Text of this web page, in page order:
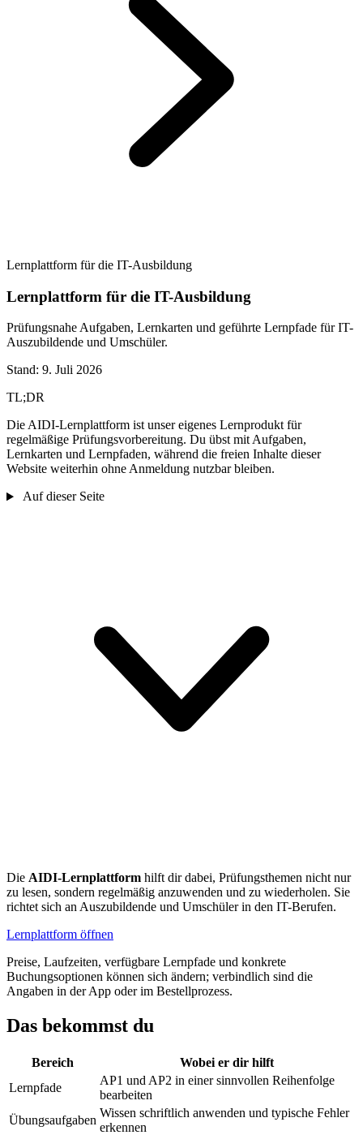
Lernplattform für die IT-Ausbildung
Lernplattform für die IT-Ausbildung
Prüfungsnahe Aufgaben, Lernkarten und geführte Lernpfade für IT-
Auszubildende und Umschüler.
Stand: 9. Juli 2026
TL;DR
Die AIDI-Lernplattform ist unser eigenes Lernprodukt für
regelmäßige Prüfungsvorbereitung. Du übst mit Aufgaben,
Lernkarten und Lernpfaden, während die freien Inhalte dieser
Website weiterhin ohne Anmeldung nutzbar bleiben.
Auf dieser Seite
Die AIDI-Lernplattform hilft dir dabei, Prüfungsthemen nicht nur
zu lesen, sondern regelmäßig anzuwenden und zu wiederholen. Sie
richtet sich an Auszubildende und Umschüler in den IT-Berufen.
Lernplattform öffnen
Preise, Laufzeiten, verfügbare Lernpfade und konkrete
Buchungsoptionen können sich ändern; verbindlich sind die
Angaben in der App oder im Bestellprozess.
Das bekommst du
Bereich
Wobei er dir hilft
Lernpfade
AP1 und AP2 in einer sinnvollen Reihenfolge
bearbeiten
Übungsaufgaben
Wissen schriftlich anwenden und typische Fehler
erkennen